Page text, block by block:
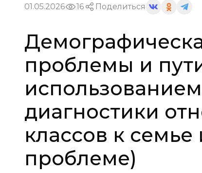
01.05.2026 16 Поделиться
проблемы и
диагностики
классов к
проблеме)